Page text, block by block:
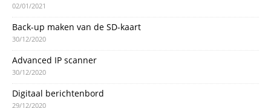
02/01/2021
Back-up maken van de SD-kaart
30/12/2020
Advanced IP scanner
30/12/2020
Digitaal berichtenbord
29/12/2020